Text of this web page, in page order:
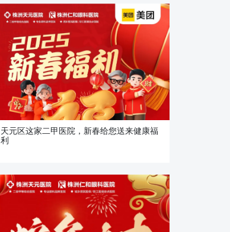
天元区这家二甲医院，新春给您送来健康福
利